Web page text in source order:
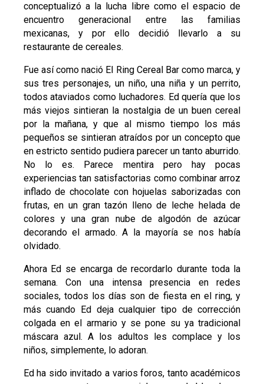
conceptualizó a la lucha libre como el espacio de
encuentro generacional entre las familias
mexicanas, y por ello decidió llevarlo a su
restaurante de cereales.
Fue así como nació El Ring Cereal Bar como marca, y
sus tres personajes, un niño, una niña y un perrito,
todos ataviados como luchadores. Ed quería que los
más viejos sintieran la nostalgia de un buen cereal
por la mañana, y que al mismo tiempo los más
pequeños se sintieran atraídos por un concepto que
en estricto sentido pudiera parecer un tanto aburrido.
No lo es. Parece mentira pero hay pocas
experiencias tan satisfactorias como combinar arroz
inflado de chocolate con hojuelas saborizadas con
frutas, en un gran tazón lleno de leche helada de
colores y una gran nube de algodón de azúcar
decorando el armado. A la mayoría se nos había
olvidado.
Ahora Ed se encarga de recordarlo durante toda la
semana. Con una intensa presencia en redes
sociales, todos los días son de fiesta en el ring, y
más cuando Ed deja cualquier tipo de corrección
colgada en el armario y se pone su ya tradicional
máscara azul. A los adultos les complace y los
niños, simplemente, lo adoran.
Ed ha sido invitado a varios foros, tanto académicos